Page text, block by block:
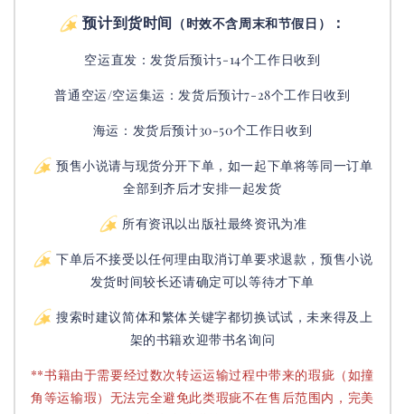
预计到货时间 （时效不含周末和节假日） ：
空运直发： 发货后预计5-14个工作日收到
普通空运/空运集运： 发货后预计7-28个工作日收到
海运：发货后预计30-50个工作日收到
预售小说请与现货分开下单，如一起下单将等同一订单
全部到齐后才安排一起发货
所有资讯以出版社最终资讯为准
下单后不接受以任何理由取消订单要求退款，预售小说
发货时间较长还请确定可以等待才下单
搜索时建议简体和繁体关键字都切换试试，未来得及上
架的书籍欢迎带书名询问
**书籍由于需要经过数次转运运输过程中带来的瑕疵（如撞
角等运输瑕）无法完全避免此类瑕疵不在售后范围内，完美